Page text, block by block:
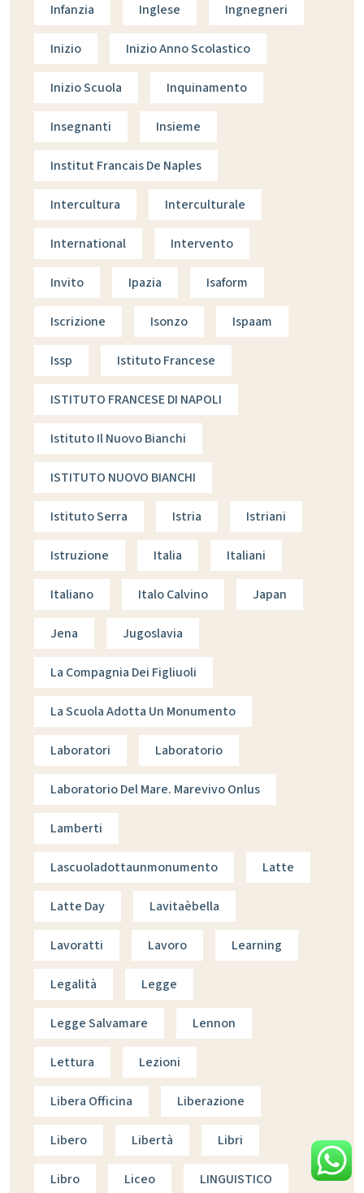
Infanzia Inglese Ingnegneri
Inizio Inizio Anno Scolastico
Inizio Scuola Inquinamento
Insegnanti Insieme
Institut Francais De Naples
Intercultura Interculturale
International Intervento
Invito Ipazia Isaform
Iscrizione Isonzo Ispaam
Issp Istituto Francese
ISTITUTO FRANCESE DI NAPOLI
Istituto Il Nuovo Bianchi
ISTITUTO NUOVO BIANCHI
Istituto Serra Istria Istriani
Istruzione Italia Italiani
Italiano Italo Calvino Japan
Jena Jugoslavia
La Compagnia Dei Figliuoli
La Scuola Adotta Un Monumento
Laboratori Laboratorio
Laboratorio Del Mare. Marevivo Onlus
Lamberti
Lascuoladottaunmonumento Latte
Latte Day Lavitaèbella
Lavoratti Lavoro Learning
Legalità Legge
Legge Salvamare Lennon
Lettura Lezioni
Libera Officina Liberazione
Libero Libertà Libri
Libro Liceo LINGUISTICO